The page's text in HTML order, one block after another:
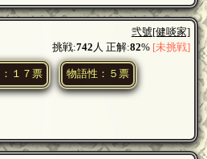
弐號[健啖家]
挑戦:742 人 正解:82% [未挑戦]
：１７票 物語性：５票